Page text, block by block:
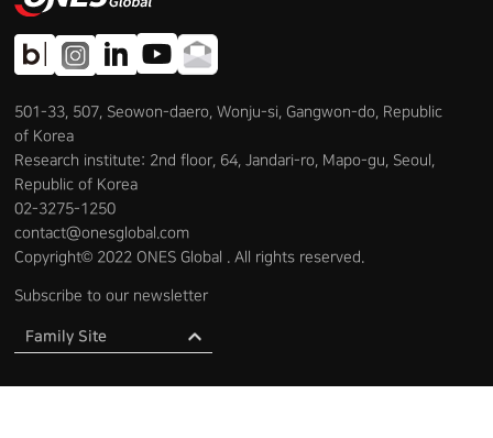
501-33, 507, Seowon-daero, Wonju-si, Gangwon-do, Republic
of Korea
Research institute: 2nd floor, 64, Jandari-ro, Mapo-gu, Seoul,
Republic of Korea
02-3275-1250
contact@onesglobal.com
Copyright© 2022 ONES Global . All rights reserved.
Subscribe to our newsletter
Family Site